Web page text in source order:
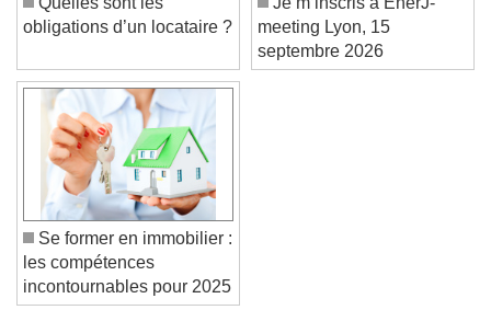
Color Opacity
Text Edge Style
Font Family
Reset
Done
Quelles sont les
Je m’inscris à EnerJ-
meeting Lyon, 15
septembre 2026
Se former en immobilier :
les compétences
incontournables pour 2025